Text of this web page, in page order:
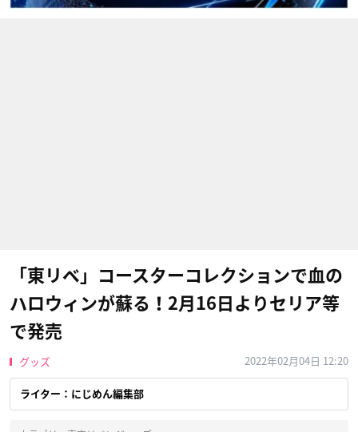
「東リベ」コースターコレクションで血の
ハロウィンが蘇る！2月16日よりセリア等
で発売
グッズ 2022年02月04日 12:20
ライター：にじめん編集部